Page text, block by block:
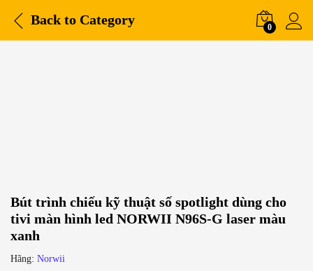
Back to Category 0
Bút trình chiếu kỹ thuật số spotlight dùng cho
tivi màn hình led NORWII N96S-G laser màu
xanh
Hãng: Norwii